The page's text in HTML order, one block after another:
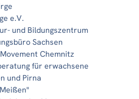
e.V.
und Bildungszentrum
Sachsen
Chemnitz
für erwachsene
und Pirna